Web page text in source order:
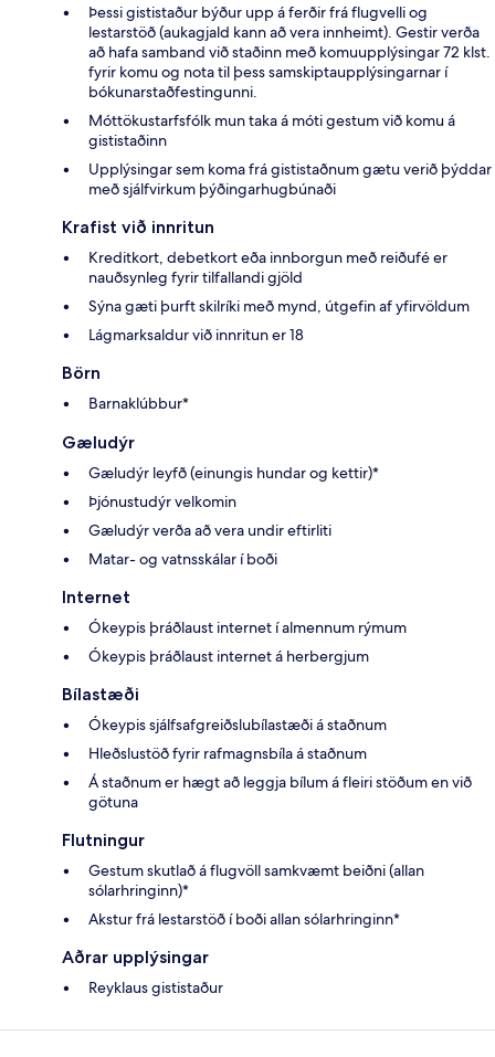
Þessi gististaður býður upp á ferðir frá flugvelli og
lestarstöð (aukagjald kann að vera innheimt). Gestir verða
að hafa samband við staðinn með komuupplýsingar 72 klst.
fyrir komu og nota til þess samskiptaupplýsingarnar í
bókunarstaðfestingunni.
Móttökustarfsfólk mun taka á móti gestum við komu á
gististaðinn
Upplýsingar sem koma frá gististaðnum gætu verið þýddar
með sjálfvirkum þýðingarhugbúnaði
Krafist við innritun
Kreditkort, debetkort eða innborgun með reiðufé er
nauðsynleg fyrir tilfallandi gjöld
Sýna gæti þurft skilríki með mynd, útgefin af yfirvöldum
Lágmarksaldur við innritun er 18
Börn
Barnaklúbbur*
Gæludýr
Gæludýr leyfð (einungis hundar og kettir)*
Þjónustudýr velkomin
Gæludýr verða að vera undir eftirliti
Matar- og vatnsskálar í boði
Internet
Ókeypis þráðlaust internet í almennum rýmum
Ókeypis þráðlaust internet á herbergjum
Bílastæði
Ókeypis sjálfsafgreiðslubílastæði á staðnum
Hleðslustöð fyrir rafmagnsbíla á staðnum
Á staðnum er hægt að leggja bílum á fleiri stöðum en við
götuna
Flutningur
Gestum skutlað á flugvöll samkvæmt beiðni (allan
sólarhringinn)*
Akstur frá lestarstöð í boði allan sólarhringinn*
Aðrar upplýsingar
Reyklaus gististaður